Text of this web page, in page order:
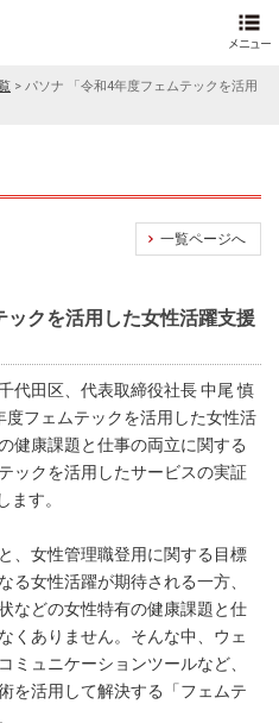
> パソナ 「令和4年度フェムテックを活用
一覧ページへ
クを活用した女性活躍支援
代田区、代表取締役社長 中尾 慎
フェムテックを活用した女性活
健康課題と仕事の両立に関する
ックを活用したサービスの実証
す。
、女性管理職登用に関する目標
る女性活躍が期待される一方、
などの女性特有の健康課題と仕
くありません。そんな中、ウェ
ミュニケーションツールなど、
を活用して解決する「フェムテ